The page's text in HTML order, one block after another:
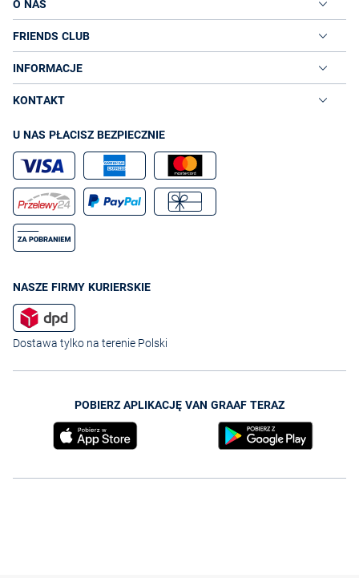
O NAS
FRIENDS CLUB
INFORMACJE
KONTAKT
U NAS PŁACISZ BEZPIECZNIE
NASZE FIRMY KURIERSKIE
Dostawa tylko na terenie Polski
POBIERZ APLIKACJĘ VAN GRAAF TERAZ